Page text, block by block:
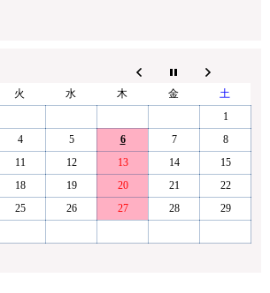
火 水 木 金
土
1
4 5 6 7
8
11 12 13 14
15
18 19 20 21
22
25 26 27 28
29